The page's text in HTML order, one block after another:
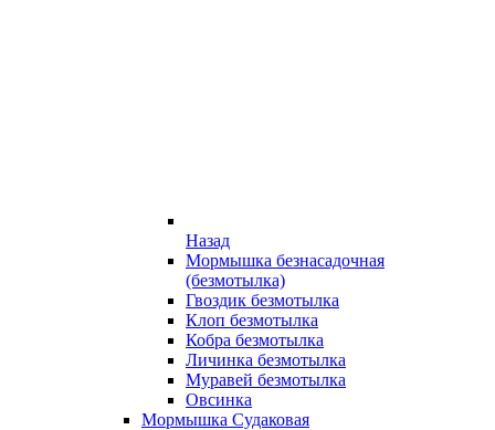
Назад
Мормышка безнасадочная
(безмотылка)
Гвоздик безмотылка
Клоп безмотылка
Кобра безмотылка
Личинка безмотылка
Муравей безмотылка
Овсинка
Мормышка Судаковая